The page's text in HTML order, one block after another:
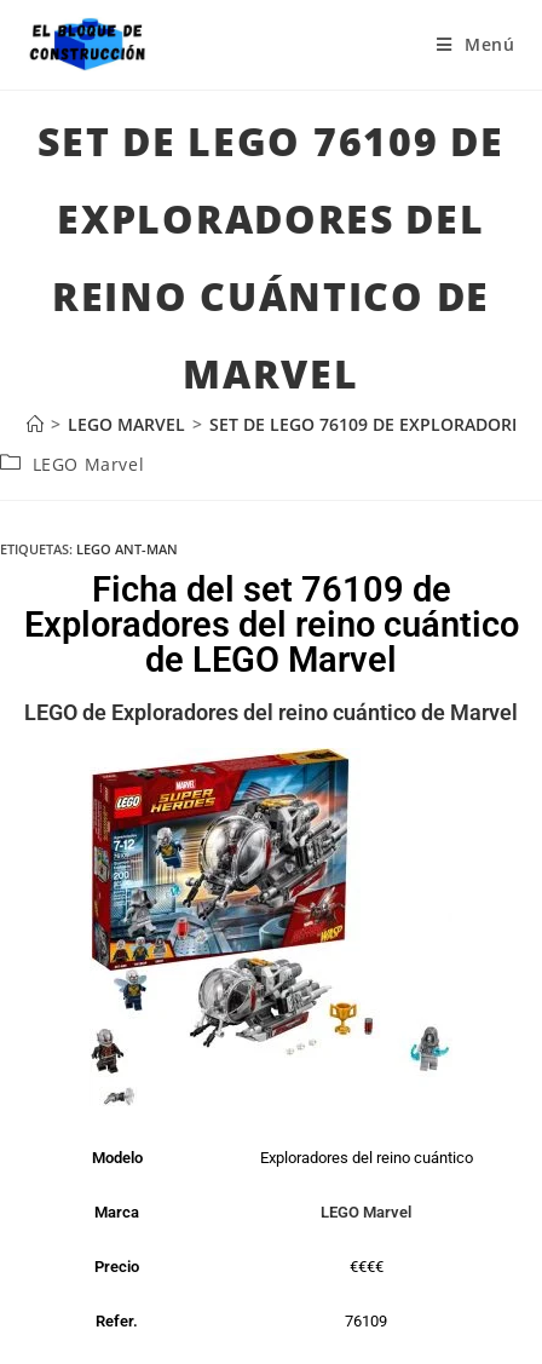
Menú
SET DE LEGO 76109 DE
EXPLORADORES DEL
REINO CUÁNTICO DE
MARVEL
> LEGO MARVEL > SET DE LEGO 76109 DE
LEGO Marvel
ETIQUETAS: LEGO ANT-MAN
Ficha del set 76109 de
Exploradores del reino cuántico
de LEGO Marvel
LEGO de Exploradores del reino cuántico de Marvel
Modelo Exploradores del reino cuántico
Marca LEGO Marvel
Precio €€€€
Refer. 76109